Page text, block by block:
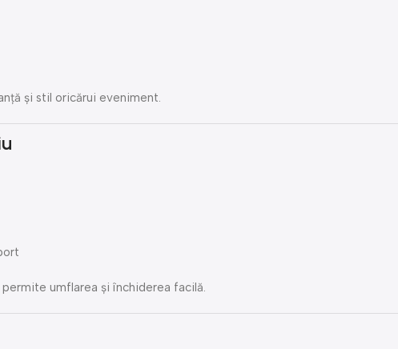
și stil oricărui eveniment.
umflarea și închiderea facilă.